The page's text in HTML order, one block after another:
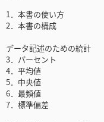
1．本書の使い方
2．本書の構成
データ記述のための統計
3．パーセント
4．平均値
5．中央値
6．最頻値
7．標準偏差